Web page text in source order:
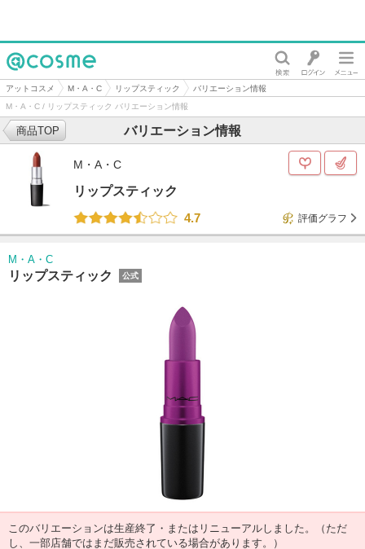
@cosme
アットコスメ M・A・C リップスティック
バリエーション情報
M・A・C / リップスティック バリエーション情報
バリエーション情報
商品TOP
M・A・C
リップスティック
4.7
評価グラフ
M・A・C
リップスティック 公式
このバリエーションは生産終了・またはリニューアルしました。（ただ
し、一部店舗ではまだ販売されている場合があります。）